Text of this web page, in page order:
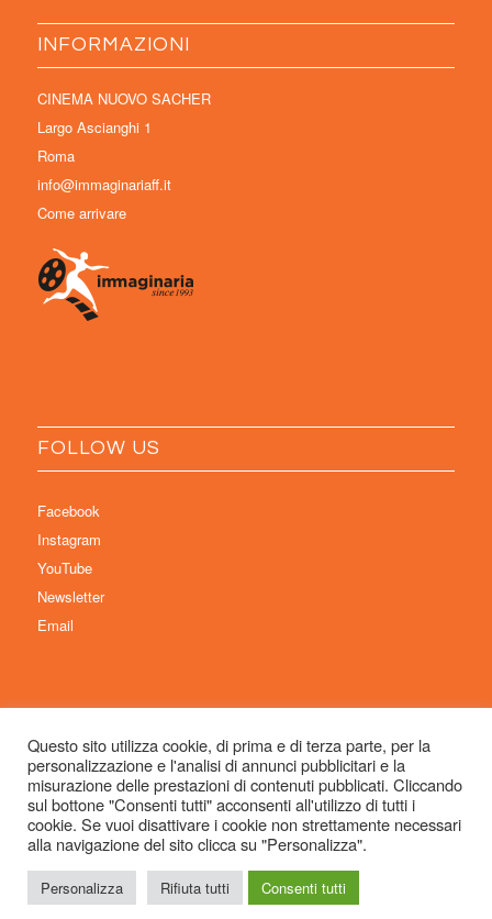
INFORMAZIONI
CINEMA NUOVO SACHER
Largo Ascianghi 1
Roma
info@immaginariaff.it
Come arrivare
FOLLOW US
Facebook
Instagram
YouTube
Newsletter
Email
© Copyright 2026 Immaginaria International Film Festival - Un progetto di:
Associazione Culturale Visibilia APS – Sede legale: Studio Commercialista
Dott.ssa Michela Sabattini, via D’Azeglio 71, 40123 Bologna –
info@immaginariaff.it- Tutti i diritti riservati -Privacy Policy- Site Design:
Simple
Questo sito utilizza cookie, di prima e di terza parte, per la
personalizzazione e l'analisi di annunci pubblicitari e la
misurazione delle prestazioni di contenuti pubblicati. Cliccando
sul bottone "Consenti tutti" acconsenti all'utilizzo di tutti i
cookie. Se vuoi disattivare i cookie non strettamente necessari
alla navigazione del sito clicca su "Personalizza".
Personalizza Rifiuta tutti Consenti tutti